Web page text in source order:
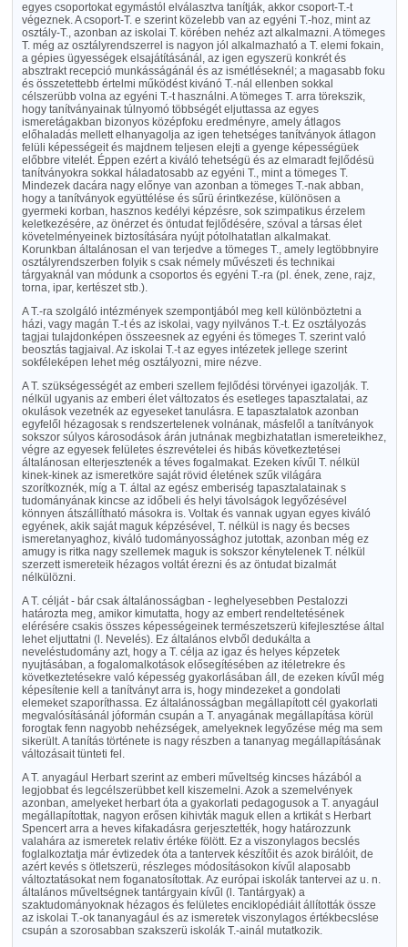
egyes csoportokat egymástól elválasztva tanítják, akkor csoport-T.-t
végeznek. A csoport-T. e szerint közelebb van az egyéni T.-hoz, mint az
osztály-T., azonban az iskolai T. körében nehéz azt alkalmazni. A tömeges
T. még az osztályrendszerrel is nagyon jól alkalmazható a T. elemi fokain,
a gépies ügyességek elsajátításánál, az igen egyszerü konkrét és
absztrakt recepció munkásságánál és az ismétléseknél; a magasabb foku
és összetettebb értelmi működést kivánó T.-nál ellenben sokkal
célszerübb volna az egyéni T.-t használni. A tömeges T. arra törekszik,
hogy tanítványainak túlnyomó többségét eljuttassa az egyes
ismeretágakban bizonyos középfoku eredményre, amely átlagos
előhaladás mellett elhanyagolja az igen tehetséges tanítványok átlagon
felüli képességeit és majdnem teljesen elejti a gyenge képességüek
előbbre vitelét. Éppen ezért a kiváló tehetségü és az elmaradt fejlődésü
tanítványokra sokkal háladatosabb az egyéni T., mint a tömeges T.
Mindezek dacára nagy előnye van azonban a tömeges T.-nak abban,
hogy a tanítványok együttélése és sűrü érintkezése, különösen a
gyermeki korban, hasznos kedélyi képzésre, sok szimpatikus érzelem
keletkezésére, az önérzet és öntudat fejlődésére, szóval a társas élet
követelményeinek biztosítására nyújt pótolhatatlan alkalmakat.
Korunkban általánosan el van terjedve a tömeges T., amely legtöbbnyire
osztályrendszerben folyik s csak némely művészeti és technikai
tárgyaknál van módunk a csoportos és egyéni T.-ra (pl. ének, zene, rajz,
torna, ipar, kertészet stb.).
A T.-ra szolgáló intézmények szempontjából meg kell különböztetni a
házi, vagy magán T.-t és az iskolai, vagy nyilvános T.-t. Ez osztályozás
tagjai tulajdonképen összeesnek az egyéni és tömeges T. szerint való
beosztás tagjaival. Az iskolai T.-t az egyes intézetek jellege szerint
sokféleképen lehet még osztályozni, mire nézve.
A T. szükségességét az emberi szellem fejlődési törvényei igazolják. T.
nélkül ugyanis az emberi élet változatos és esetleges tapasztalatai, az
okulások vezetnék az egyeseket tanulásra. E tapasztalatok azonban
egyfelől hézagosak s rendszertelenek volnának, másfelől a tanítványok
sokszor súlyos károsodások árán jutnának megbizhatatlan ismereteikhez,
végre az egyesek felületes észrevételei és hibás következtetései
általánosan elterjesztenék a téves fogalmakat. Ezeken kívűl T. nélkül
kinek-kinek az ismeretköre saját rövid életének szűk világára
szorítkoznék, míg a T. által az egész emberiség tapasztalatainak s
tudományának kincse az időbeli és helyi távolságok legyőzésével
könnyen átszállítható másokra is. Voltak és vannak ugyan egyes kiváló
egyének, akik saját maguk képzésével, T. nélkül is nagy és becses
ismeretanyaghoz, kiváló tudományossághoz jutottak, azonban még ez
amugy is ritka nagy szellemek maguk is sokszor kénytelenek T. nélkül
szerzett ismereteik hézagos voltát érezni és az öntudat bizalmát
nélkülözni.
A T. célját - bár csak általánosságban - leghelyesebben Pestalozzi
határozta meg, amikor kimutatta, hogy az embert rendeltetésének
elérésére csakis összes képességeinek természetszerü kifejlesztése által
lehet eljuttatni (l. Nevelés). Ez általános elvből dedukálta a
neveléstudomány azt, hogy a T. célja az igaz és helyes képzetek
nyujtásában, a fogalomalkotások elősegítésében az itéletrekre és
következtetésekre való képesség gyakorlásában áll, de ezeken kívűl még
képesítenie kell a tanítványt arra is, hogy mindezeket a gondolati
elemeket szaporíthassa. Ez általánosságban megállapított cél gyakorlati
megvalósításánál jóformán csupán a T. anyagának megállapítása körül
forogtak fenn nagyobb nehézségek, amelyeknek legyőzése még ma sem
sikerült. A tanítás története is nagy részben a tananyag megállapításának
változásait tünteti fel.
A T. anyagául Herbart szerint az emberi műveltség kincses házából a
legjobbat és legcélszerübbet kell kiszemelni. Azok a szemelvények
azonban, amelyeket herbart óta a gyakorlati pedagogusok a T. anyagául
megállapítottak, nagyon erősen kihivták maguk ellen a krtikát s Herbart
Spencert arra a heves kifakadásra gerjesztették, hogy határozzunk
valahára az ismeretek relativ értéke fölött. Ez a viszonylagos becslés
foglalkoztatja már évtizedek óta a tantervek készítőit és azok birálóit, de
azért kevés s ötletszerü, részleges módosításokon kívűl alaposabb
változtatásokat nem foganatosítottak. Az európai iskolák tantervei az u. n.
általános műveltségnek tantárgyain kívűl (l. Tantárgyak) a
szaktudományoknak hézagos és felületes enciklopédiáit állították össze
az iskolai T.-ok tananyagául és az ismeretek viszonylagos értékbecslése
csupán a szorosabban szakszerü iskolák T.-ainál mutatkozik.